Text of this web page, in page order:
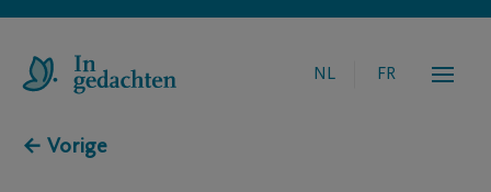
NL FR
← Vorige